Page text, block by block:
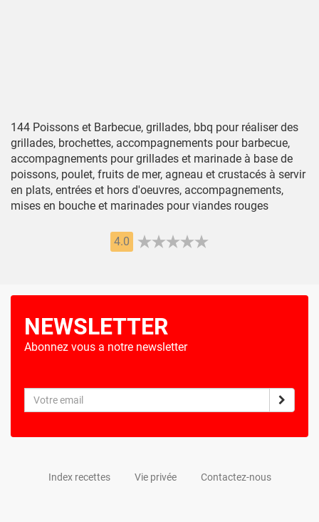
144 Poissons et Barbecue, grillades, bbq pour réaliser des
grillades, brochettes, accompagnements pour barbecue,
accompagnements pour grillades et marinade à base de
poissons, poulet, fruits de mer, agneau et crustacés à servir
en plats, entrées et hors d'oeuvres, accompagnements,
mises en bouche et marinades pour viandes rouges
4.0
NEWSLETTER
Abonnez vous a notre newsletter
Index recettes Vie privée Contactez-nous